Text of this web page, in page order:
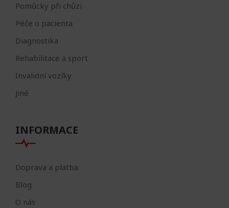
Pomůcky při chůzi
Péče o pacienta
Diagnostika
Rehabilitace a sport
Invalidní vozíky
Jiné
INFORMACE
Doprava a platba
Blog
O nás